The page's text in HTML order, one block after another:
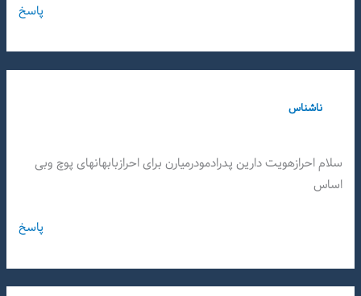
پاسخ
ناشناس
سلام احرازهویت دارین پدرادمودرمیارن برای احرازبابهانهای پوچ وبی
اساس
پاسخ